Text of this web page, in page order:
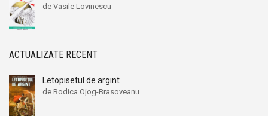
de Vasile Lovinescu
ACTUALIZATE RECENT
Letopisetul de argint
de Rodica Ojog-Brasoveanu